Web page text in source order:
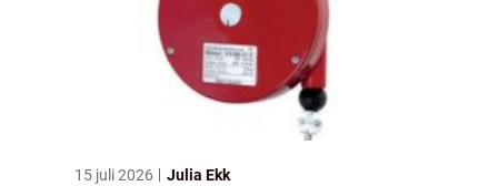
15 juli 2026 Julia Ekk